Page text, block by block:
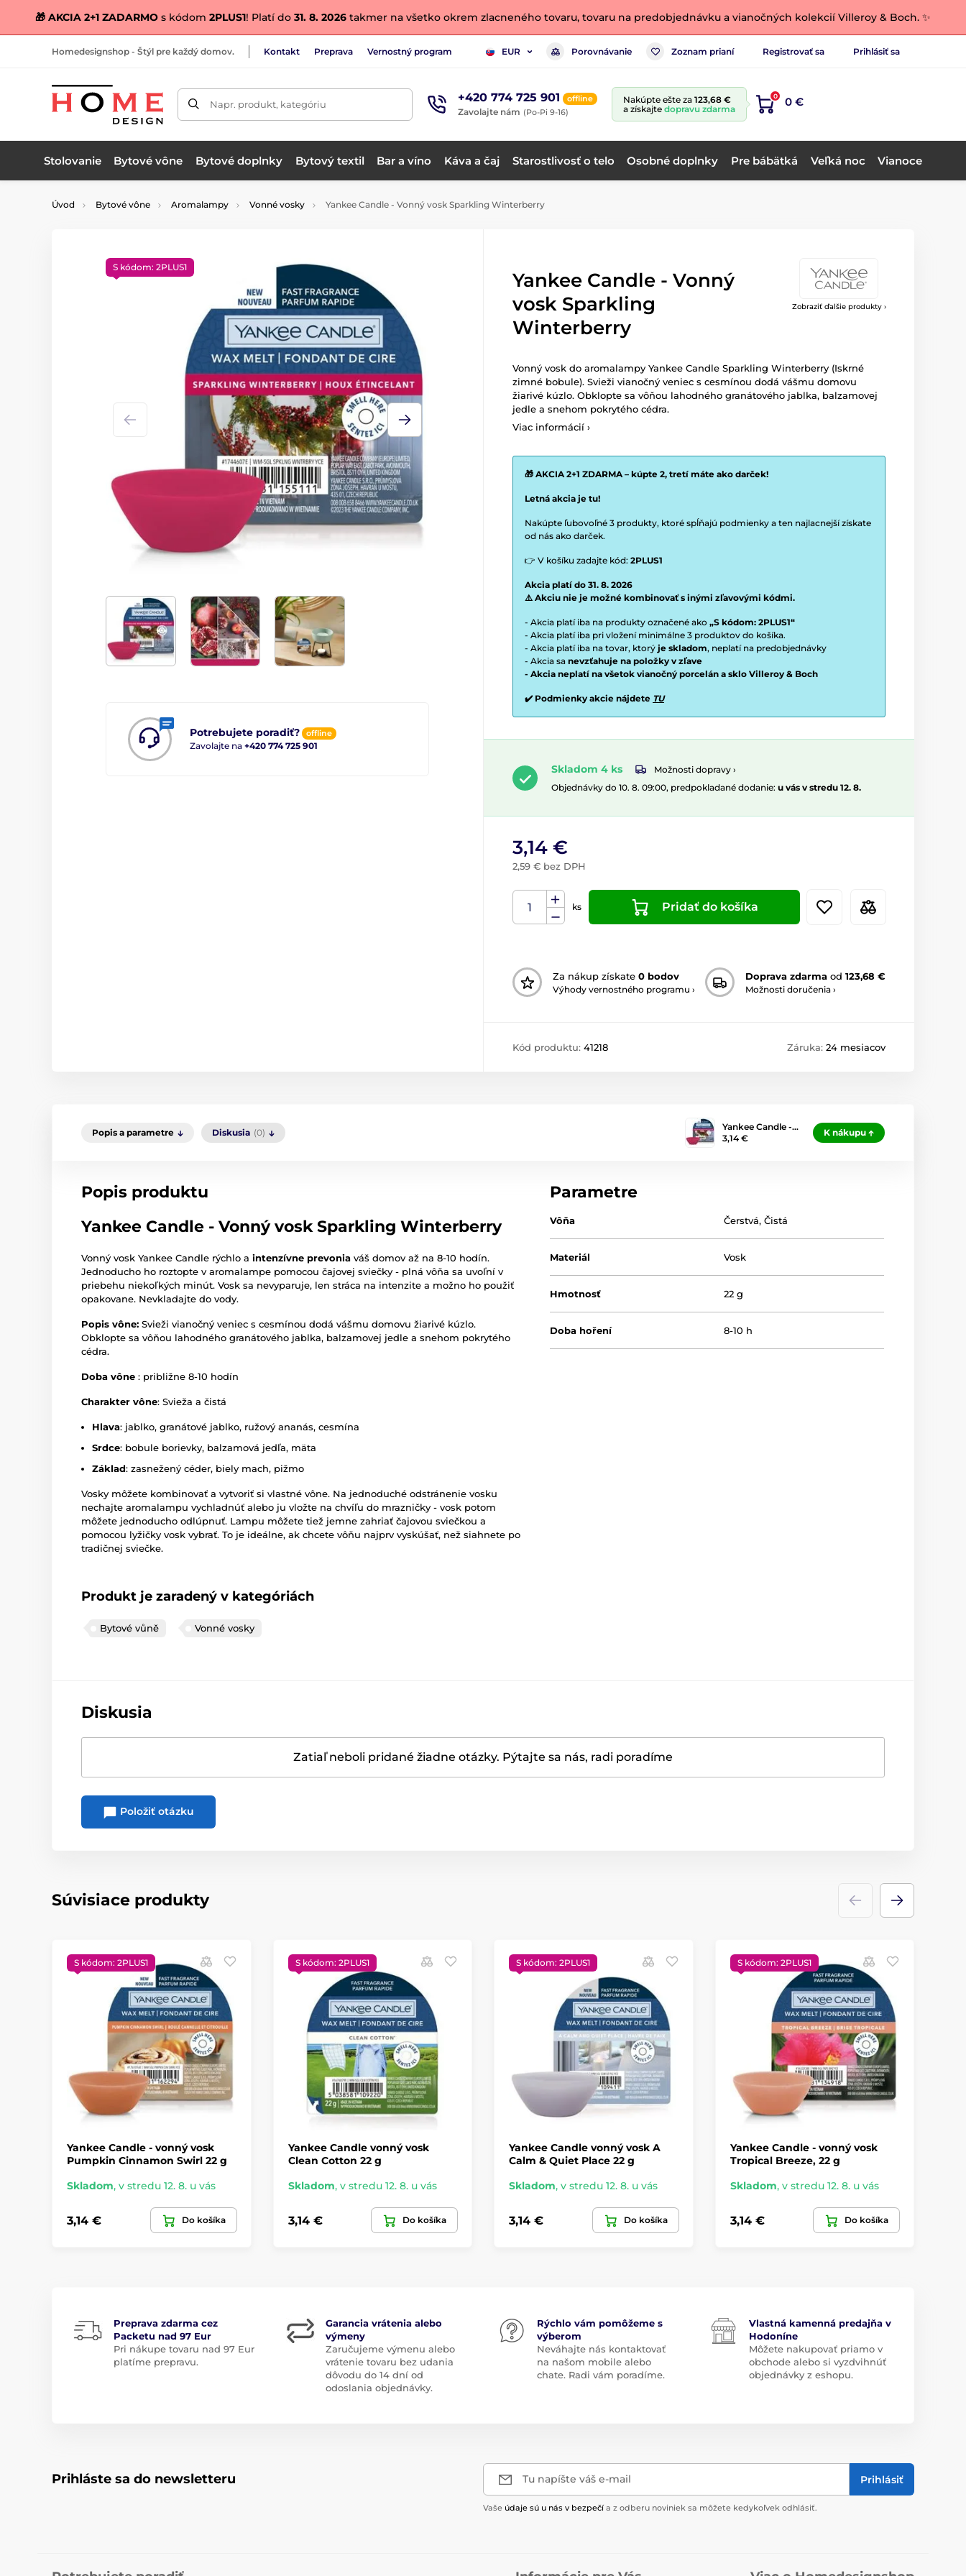
🎁 AKCIA 2+1 ZADARMO s kódom 2PLUS1! Platí do 31. 8. 2026 takmer na všetko okrem zlacneného tovaru, tovaru na predobjednávku a vianočných kolekcií Villeroy & Boch. ✨
Homedesignshop - Štýl pre každý domov. Kontakt Preprava Vernostný program EUR Porovnávanie Zoznam prianí Registrovať sa Prihlásiť sa
Napr. produkt, kategóriu +420 774 725 901 offline
Zavolajte nám (Po-Pi 9-16)
Nakúpte ešte za 123,68 €
a získajte dopravu zdarma
0 0 €
Stolovanie Bytové vône Bytové doplnky Bytový textil Bar a víno Káva a čaj Starostlivosť o telo Osobné doplnky Pre bábätká Veľká noc Vianoce
Úvod Bytové vône Aromalampy Vonné vosky Yankee Candle - Vonný vosk Sparkling Winterberry
Zobraziť ďalšie produkty ›
Potrebujete poradiť? offline
Zavolajte na +420 774 725 901
S kódom: 2PLUS1
Yankee Candle - Vonný
vosk Sparkling
Winterberry
Vonný vosk do aromalampy Yankee Candle Sparkling Winterberry (Iskrné
zimné bobule). Svieži vianočný veniec s cesmínou dodá vášmu domovu
žiarivé kúzlo. Obklopte sa vôňou lahodného granátového jablka, balzamovej
jedle a snehom pokrytého cédra.
Viac informácií ›
🎁 AKCIA 2+1 ZDARMA – kúpte 2, tretí máte ako darček!
Letná akcia je tu!
Nakúpte ľubovoľné 3 produkty, ktoré spĺňajú podmienky a ten najlacnejší získate
od nás ako darček.
👉 V košíku zadajte kód: 2PLUS1
Akcia platí do 31. 8. 2026
⚠️ Akciu nie je možné kombinovať s inými zľavovými kódmi.
- Akcia platí iba na produkty označené ako „S kódom: 2PLUS1“
- Akcia platí iba pri vložení minimálne 3 produktov do košíka.
- Akcia platí iba na tovar, ktorý je skladom, neplatí na predobjednávky
- Akcia sa nevzťahuje na položky v zľave
- Akcia neplatí na všetok vianočný porcelán a sklo Villeroy & Boch
✔️ Podmienky akcie nájdete TU
Skladom 4 ks
Možnosti dopravy ›
Objednávky do 10. 8. 09:00, predpokladané dodanie: u vás v stredu 12. 8.
3,14 €
2,59 € bez DPH
ks Pridať do košíka
Za nákup získate 0 bodov
Výhody vernostného programu ›
Doprava zdarma od 123,68 €
Možnosti doručenia ›
Kód produktu: 41218 Záruka: 24 mesiacov
Popis a parametre Diskusia (0)
Yankee Candle -…
3,14 €
K nákupu
Popis produktu
Yankee Candle - Vonný vosk Sparkling Winterberry
Vonný vosk Yankee Candle rýchlo a intenzívne prevonia váš domov až na 8-10 hodín.
Jednoducho ho roztopte v aromalampe pomocou čajovej sviečky - plná vôňa sa uvoľní v
priebehu niekoľkých minút. Vosk sa nevyparuje, len stráca na intenzite a možno ho použiť
opakovane. Nevkladajte do vody.
Popis vône: Svieži vianočný veniec s cesmínou dodá vášmu domovu žiarivé kúzlo.
Obklopte sa vôňou lahodného granátového jablka, balzamovej jedle a snehom pokrytého
cédra.
Doba vône : približne 8-10 hodín
Charakter vône: Svieža a čistá
Hlava: jablko, granátové jablko, ružový ananás, cesmína
Srdce: bobule borievky, balzamová jedľa, mäta
Základ: zasnežený céder, biely mach, pižmo
Vosky môžete kombinovať a vytvoriť si vlastné vône. Na jednoduché odstránenie vosku
nechajte aromalampu vychladnúť alebo ju vložte na chvíľu do mrazničky - vosk potom
môžete jednoducho odlúpnuť. Lampu môžete tiež jemne zahriať čajovou sviečkou a
pomocou lyžičky vosk vybrať. To je ideálne, ak chcete vôňu najprv vyskúšať, než siahnete po
tradičnej sviečke.
Produkt je zaradený v kategóriách
Bytové vůně Vonné vosky
Parametre
Vôňa Čerstvá,Čistá
Materiál Vosk
Hmotnosť 22 g
Doba hoření 8-10 h
Diskusia
Zatiaľ neboli pridané žiadne otázky. Pýtajte sa nás, radi poradíme
Položiť otázku
Súvisiace produkty
S kódom: 2PLUS1
Yankee Candle - vonný vosk
Pumpkin Cinnamon Swirl 22 g
Skladom, v stredu 12. 8. u vás
3,14 € Do košíka
S kódom: 2PLUS1
Yankee Candle vonný vosk
Clean Cotton 22 g
Skladom, v stredu 12. 8. u vás
3,14 € Do košíka
S kódom: 2PLUS1
Yankee Candle vonný vosk A
Calm & Quiet Place 22 g
Skladom, v stredu 12. 8. u vás
3,14 € Do košíka
S kódom: 2PLUS1
Yankee Candle - vonný vosk
Tropical Breeze, 22 g
Skladom, v stredu 12. 8. u vás
3,14 € Do košíka
Preprava zdarma cez
Packetu nad 97 Eur
Pri nákupe tovaru nad 97 Eur
platíme prepravu.
Garancia vrátenia alebo
výmeny
Zaručujeme výmenu alebo
vrátenie tovaru bez udania
dôvodu do 14 dní od
odoslania objednávky.
Rýchlo vám pomôžeme s
výberom
Neváhajte nás kontaktovať
na našom mobile alebo
chate. Radi vám poradíme.
Vlastná kamenná predajňa v
Hodoníne
Môžete nakupovať priamo v
obchode alebo si vyzdvihnúť
objednávky z eshopu.
Prihláste sa do newsletteru Tu napíšte váš e-mail Prihlásiť
Vaše údaje sú u nás v bezpečí a z odberu noviniek sa môžete kedykoľvek odhlásiť.